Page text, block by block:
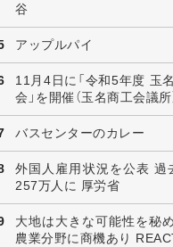
谷
アップルパイ
11月4日に「令和5年度 玉
会」を開催（玉名商工会議所
バスセンターのカレー
外国人雇用状況を公表 過
257万人に 厚労省
大地は大きな可能性を秘
農業分野に商機あり